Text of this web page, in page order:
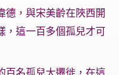
德，與宋美齡在陜西開
，這一百多個孤兒才可